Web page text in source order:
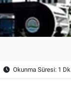
Okunma Süresi: 1 Dk